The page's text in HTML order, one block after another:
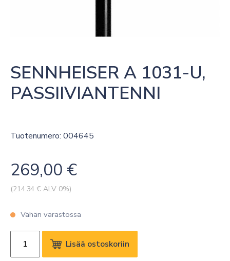
SENNHEISER A 1031-U,
PASSIIVIANTENNI
Tuotenumero: 004645
269,00 €
(214.34 € ALV 0%)
Vähän varastossa
SENNHEISER
Lisää ostoskoriin